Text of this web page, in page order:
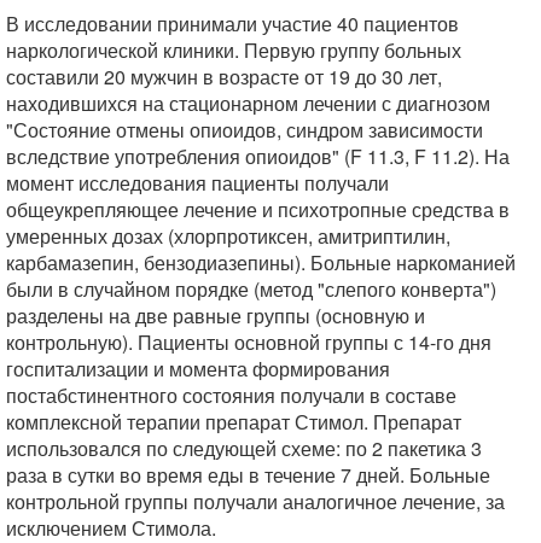
В исследовании принимали участие 40 пациентов
наркологической клиники. Первую группу больных
составили 20 мужчин в возрасте от 19 до 30 лет,
находившихся на стационарном лечении с диагнозом
"Состояние отмены опиоидов, синдром зависимости
вследствие употребления опиоидов" (F 11.3, F 11.2). На
момент исследования пациенты получали
общеукрепляющее лечение и психотропные средства в
умеренных дозах (хлорпротиксен, амитриптилин,
карбамазепин, бензодиазепины). Больные наркоманией
были в случайном порядке (метод "слепого конверта")
разделены на две равные группы (основную и
контрольную). Пациенты основной группы с 14-го дня
госпитализации и момента формирования
постабстинентного состояния получали в составе
комплексной терапии препарат Стимол. Препарат
использовался по следующей схеме: по 2 пакетика 3
раза в сутки во время еды в течение 7 дней. Больные
контрольной группы получали аналогичное лечение, за
исключением Стимола.